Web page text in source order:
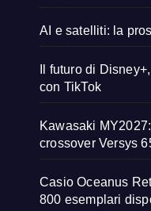
AI e satelliti: la
Il futuro di
con TikTok
Kawasaki
crossover Versys
Casio Oceanus
800 esemplari